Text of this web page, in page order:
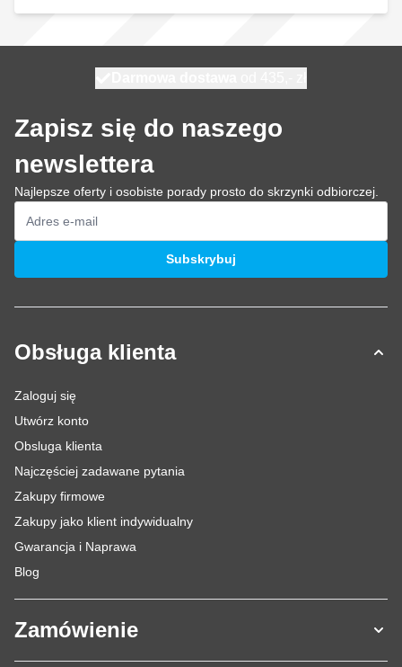
Zapisz się do naszego
newslettera
Najlepsze oferty i osobiste porady prosto do skrzynki odbiorczej.
Adres e-mail
Subskrybuj
Obsługa klienta
Zaloguj się
Utwórz konto
Obsluga klienta
Najczęściej zadawane pytania
Zakupy firmowe
Zakupy jako klient indywidualny
Gwarancja i Naprawa
Blog
Zamówienie